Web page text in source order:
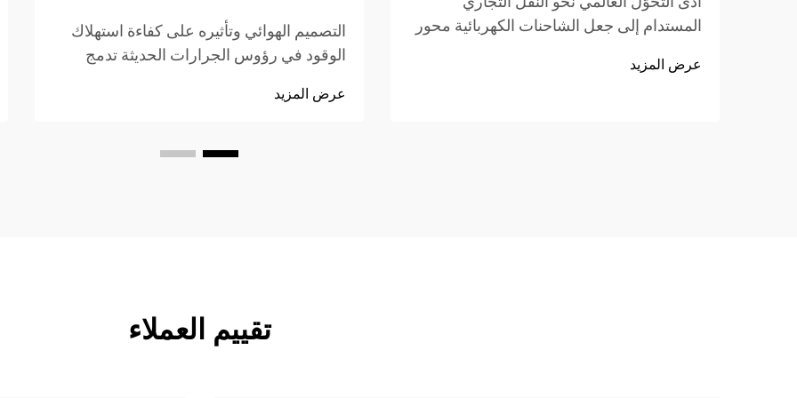
المستدام إلى جعل الشاحنات الكهربائية محور
البري، حيث برزت سرعة الشحن السريعة
عرض المزيد
التصميم الهوائي وتأثيره على كفاءة استهلاك
الوقود في رؤوس الجرارات الحديثة تدمج
ذكية تقلل من مقاومة الرياح وتحسّن استهلاك
وامتدادات السقف المتقدمة...
عرض المزيد
تقييم العملاء